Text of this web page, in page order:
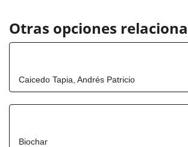
Otras opciones
Caicedo Tapia, Andrés Patricio
Biochar